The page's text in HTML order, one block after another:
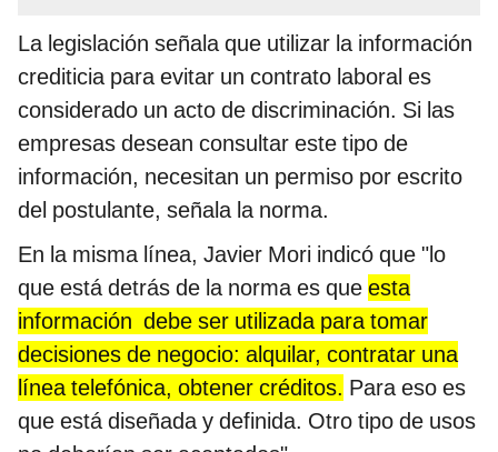
La legislación señala que utilizar la información
crediticia para evitar un contrato laboral es
considerado un acto de discriminación. Si las
empresas desean consultar este tipo de
información, necesitan un permiso por escrito
del postulante, señala la norma.
En la misma línea, Javier Mori indicó que "lo
que está detrás de la norma es que esta
información debe ser utilizada para tomar
decisiones de negocio: alquilar, contratar una
línea telefónica, obtener créditos. Para eso es
que está diseñada y definida. Otro tipo de usos